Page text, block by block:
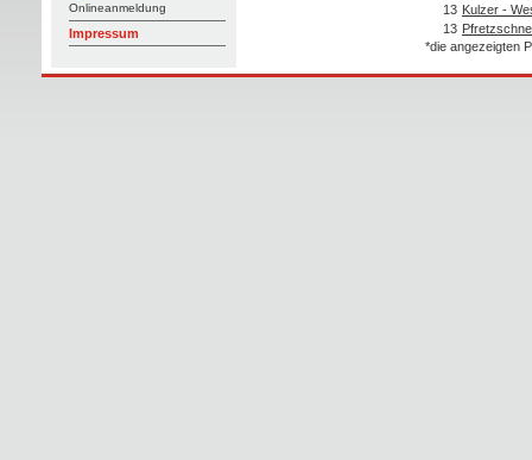
Onlineanmeldung
Impressum
13 Kulzer -
13
*die angezeigten